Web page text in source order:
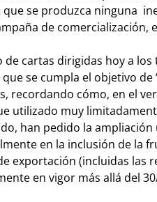
que se produzca ninguna
de comercialización,
cartas dirigidas hoy a
se cumpla el objetivo
recordando cómo, en el
utilizado muy
han pedido la
en la inclusión de la
exportación (incluidas las
en vigor más allá del